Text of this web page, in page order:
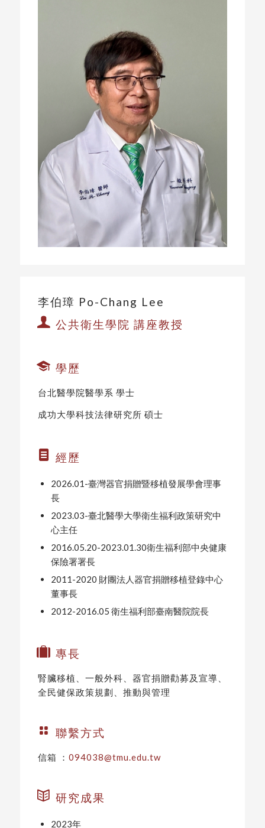
李伯璋 Po-Chang Lee
公共衛生學院 講座教授
學歷
台北醫學院醫學系 學士
成功大學科技法律研究所 碩士
經歷
2026.01-臺灣器官捐贈暨移植發展學會理事
長
2023.03-臺北醫學大學衛生福利政策研究中
心主任
2016.05.20-2023.01.30衛生福利部中央健康
保險署署長
2011-2020 財團法人器官捐贈移植登錄中心
董事長
2012-2016.05 衛生福利部臺南醫院院長
專長
腎臟移植、一般外科、器官捐贈勸募及宣導、
全民健保政策規劃、推動與管理
聯繫方式
信箱 ： 094038@tmu.edu.tw
研究成果
2023年